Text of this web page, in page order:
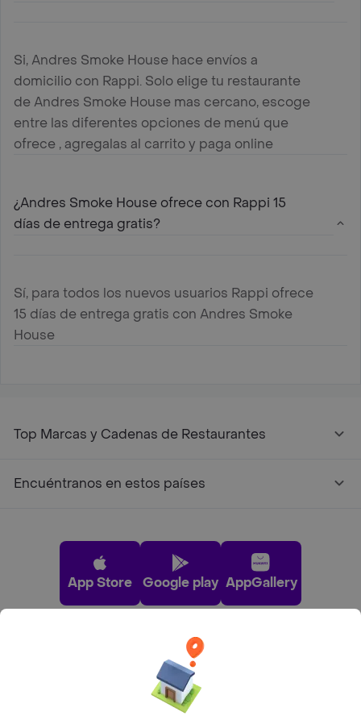
Si, Andres Smoke House hace envíos a
domicilio con Rappi. Solo elige tu restaurante
de Andres Smoke House mas cercano, escoge
entre las diferentes opciones de menú que
ofrece , agregalas al carrito y paga online
¿Andres Smoke House ofrece con Rappi 15
días de entrega gratis?
Sí, para todos los nuevos usuarios Rappi ofrece
15 días de entrega gratis con Andres Smoke
House
Top Marcas y Cadenas de Restaurantes
Encuéntranos en estos países
App Store Google play AppGallery
Pide tu comida favorita cerca de ti